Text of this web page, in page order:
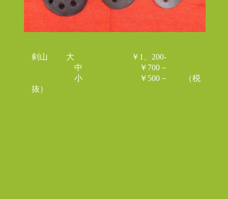
剣山 大 ￥1、200-
中 ￥700－
小 ￥500－ （税
抜）